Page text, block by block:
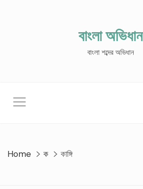
বাংলা অভিধান
বাংলা শব্দের অভিধান
Home ক কাঙ্গি